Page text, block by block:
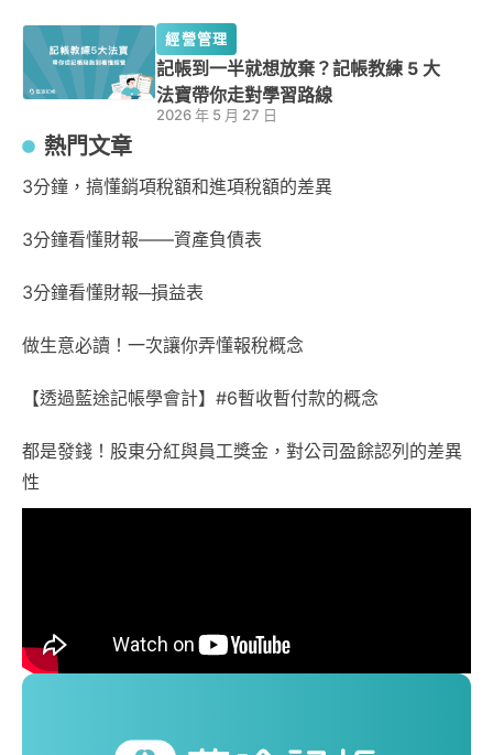
經營管理
記帳到一半就想放棄？記帳教練 5 大
法寶帶你走對學習路線
2026 年 5 月 27 日
熱門文章
3分鐘，搞懂銷項稅額和進項稅額的差異
3分鐘看懂財報——資產負債表
3分鐘看懂財報─損益表
做生意必讀！一次讓你弄懂報稅概念
【透過藍途記帳學會計】#6暫收暫付款的概念
都是發錢！股東分紅與員工獎金，對公司盈餘認列的差異
性